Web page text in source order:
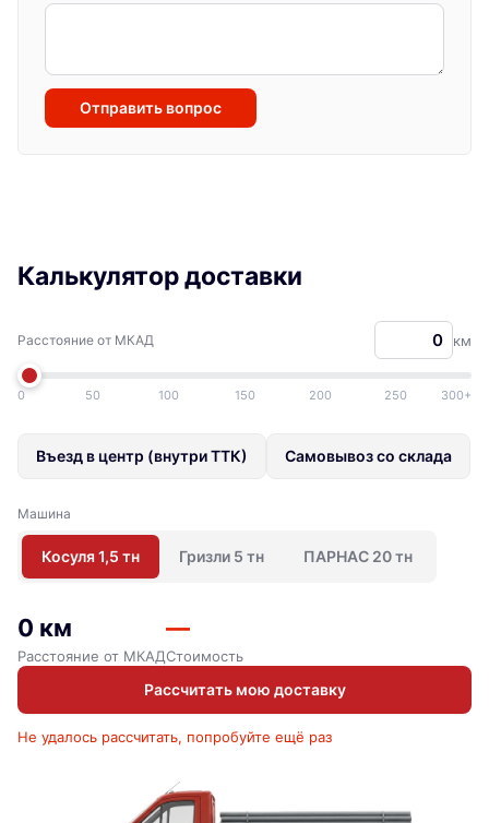
Отправить вопрос
Калькулятор доставки
Расстояние от МКАД км
0 50 100 150 200 250 300+
Въезд в центр (внутри ТТК) Самовывоз со склада
Машина
Косуля 1,5 тн Гризли 5 тн ПАРНАС 20 тн
0 км
Расстояние от МКАД
—
Стоимость
Рассчитать мою доставку
Не удалось рассчитать, попробуйте ещё раз